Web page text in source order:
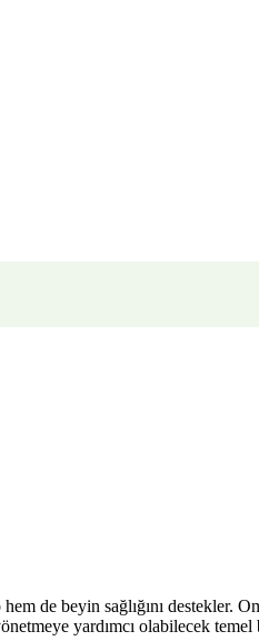
de beyin sağlığını destekler.
yardımcı olabilecek